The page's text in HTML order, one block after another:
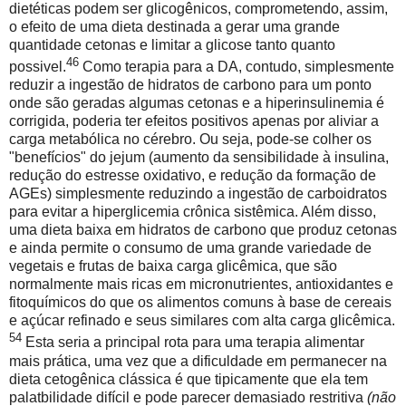
dietéticas podem ser glicogênicos, comprometendo, assim,
o efeito de uma dieta destinada a gerar uma grande
quantidade cetonas e limitar a glicose tanto quanto
possivel.46 Como terapia para a DA, contudo, simplesmente
reduzir a ingestão de hidratos de carbono para um ponto
onde são geradas algumas cetonas e a hiperinsulinemia é
corrigida, poderia ter efeitos positivos apenas por aliviar a
carga metabólica no cérebro. Ou seja, pode-se colher os
"benefícios" do jejum (aumento da sensibilidade à insulina,
redução do estresse oxidativo, e redução da formação de
AGEs) simplesmente reduzindo a ingestão de carboidratos
para evitar a hiperglicemia crônica sistêmica. Além disso,
uma dieta baixa em hidratos de carbono que produz cetonas
e ainda permite o consumo de uma grande variedade de
vegetais e frutas de baixa carga glicêmica, que são
normalmente mais ricas em micronutrientes, antioxidantes e
fitoquímicos do que os alimentos comuns à base de cereais
e açúcar refinado e seus similares com alta carga glicêmica.
54 Esta seria a principal rota para uma terapia alimentar
mais prática, uma vez que a dificuldade em permanecer na
dieta cetogênica clássica é que tipicamente que ela tem
palatbilidade difícil ​​e pode parecer demasiado restritiva (não